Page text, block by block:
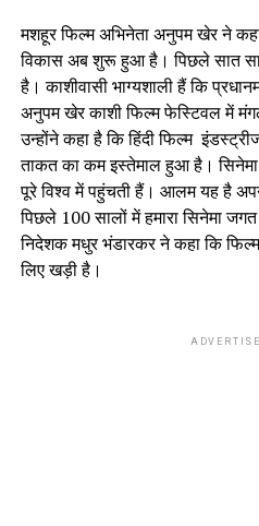
मशहूर फिल्म अभिनेता अनुपम खेर ने
विकास अब शुरू हुआ है। पिछले सात
है। काशीवासी भाग्यशाली हैं कि
अनुपम खेर काशी फिल्म फेस्टिवल में
उन्होंने कहा है कि हिंदी फिल्म
ताकत का कम इस्तेमाल हुआ है।
पूरे विश्व में पहुंचती हैं। आलम यह है
पिछले 100 सालों में हमारा सिनेमा
निदेशक मधुर भंडारकर ने कहा कि
लिए खड़ी है।